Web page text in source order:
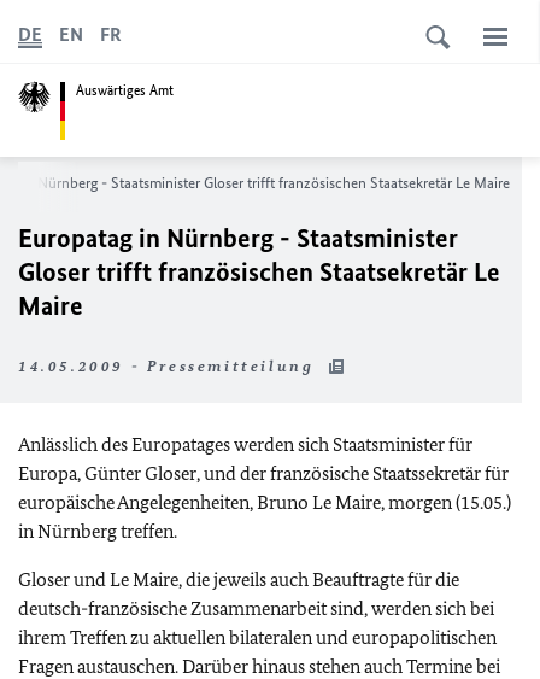
Auswärtiges Amt
DE EN FR
in Nürnberg - Staatsminister Gloser trifft französischen Staatsekretär Le Maire
Europatag in Nürnberg - Staatsminister
Gloser trifft französischen Staatsekretär Le
Maire
14.05.2009 - Pressemitteilung
Anlässlich des Europatages werden sich Staatsminister für
Europa, Günter Gloser, und der französische Staatssekretär für
europäische Angelegenheiten, Bruno Le Maire, morgen (15.05.)
in Nürnberg treffen.
Gloser und Le Maire, die jeweils auch Beauftragte für die
deutsch-französische Zusammenarbeit sind, werden sich bei
ihrem Treffen zu aktuellen bilateralen und europapolitischen
Fragen austauschen. Darüber hinaus stehen auch Termine bei